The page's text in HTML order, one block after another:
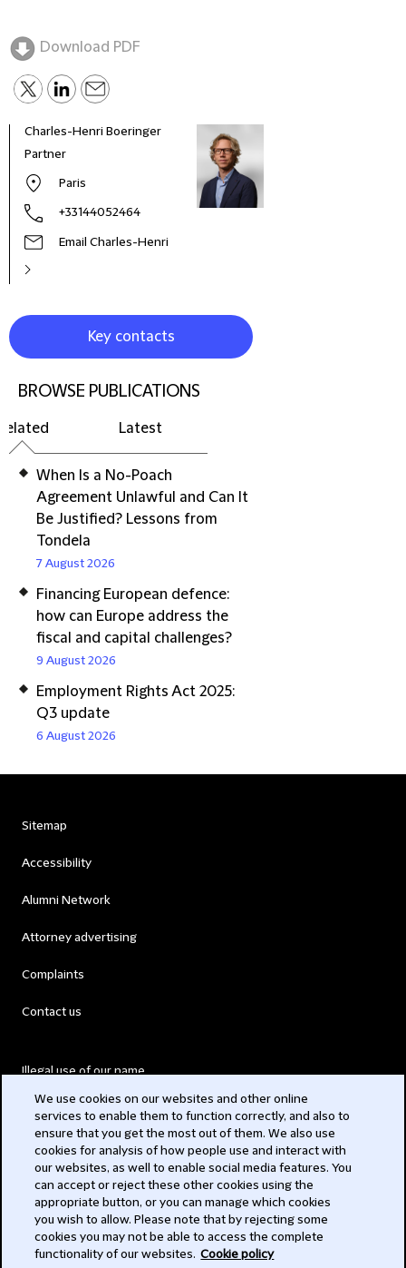
Download PDF
Charles-Henri Boeringer
Partner
Paris
+33144052464
Email Charles-Henri
Key contacts
BROWSE PUBLICATIONS
Latest
When Is a No-Poach
Agreement Unlawful and Can It
Be Justified? Lessons from
Tondela
7 August 2026
Financing European defence:
how can Europe address the
fiscal and capital challenges?
9 August 2026
Employment Rights Act 2025:
Q3 update
6 August 2026
Sitemap
Accessibility
Alumni Network
Attorney advertising
Complaints
Contact us
Illegal use of our name
Modern Slavery Act
Privacy
Subscribe
We use cookies on our websites and other online
services to enable them to function correctly, and also to
ensure that you get the most out of them. We also use
cookies for analysis of how people use and interact with
our websites, as well to enable social media features. You
can accept or reject these other cookies using the
appropriate button, or you can manage which cookies
you wish to allow. Please note that by rejecting some
cookies you may not be able to access the complete
functionality of our websites. Cookie policy